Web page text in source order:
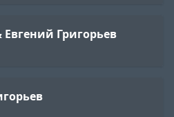
Евгений Григорьев